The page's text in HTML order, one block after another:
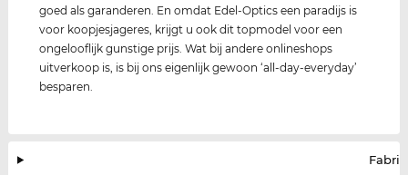
goed als garanderen. En omdat Edel-Optics een paradijs is
voor koopjesjageres, krijgt u ook dit topmodel voor een
ongelooflijk gunstige prijs. Wat bij andere onlineshops
uitverkoop is, is bij ons eigenlijk gewoon ‘all-day-everyday’
besparen.